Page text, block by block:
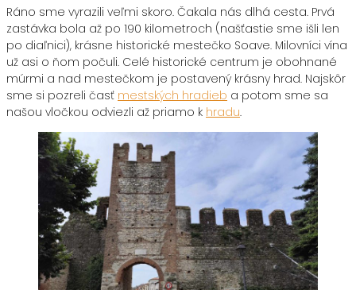
Ráno sme vyrazili veľmi skoro. Čakala nás dlhá cesta. Prvá
zastávka bola až po 190 kilometroch (našťastie sme išli len
po diaľnici), krásne historické mestečko Soave. Milovníci vína
už asi o ňom počuli. Celé historické centrum je obohnané
múrmi a nad mestečkom je postavený krásny hrad. Najskôr
sme si pozreli časť mestských hradieb a potom sme sa
našou vločkou odviezli až priamo k hradu.